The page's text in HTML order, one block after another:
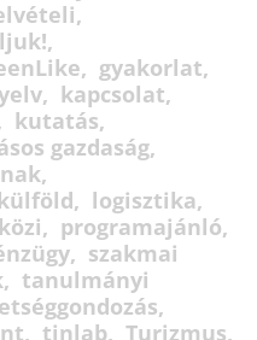
gyakorlat
kapcsolat
kutatás
gazdaság
logisztika
programajánló
szakmai
tanulmányi
tinlab
Turizmus